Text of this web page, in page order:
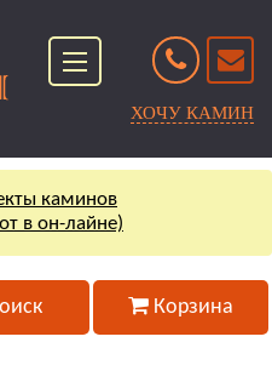
ХОЧУ КАМИН
каминов
в он-лайне)
Корзина